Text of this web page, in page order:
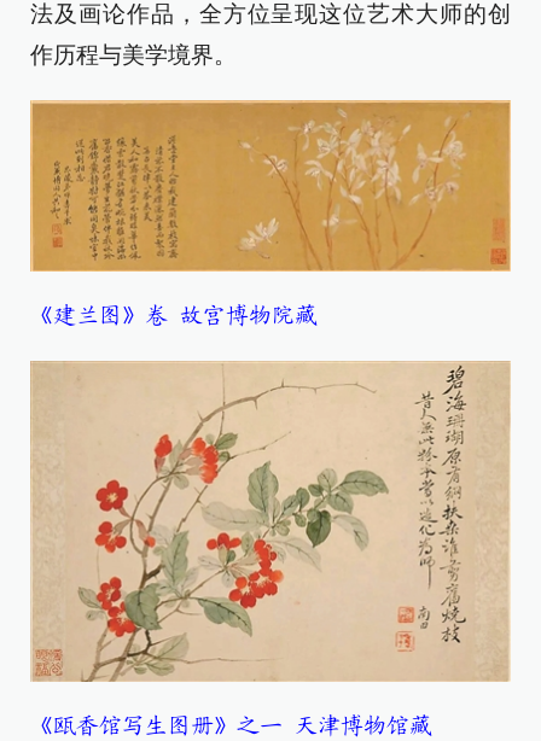
法及画论作品，全方位呈现这位艺术大师的创
作历程与美学境界。
《建兰图》卷 故宫博物院藏
《瓯香馆写生图册》之一 天津博物馆藏